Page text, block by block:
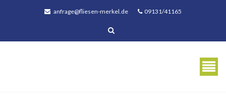
anfrage@fliesen-merkel.de 09131/41165